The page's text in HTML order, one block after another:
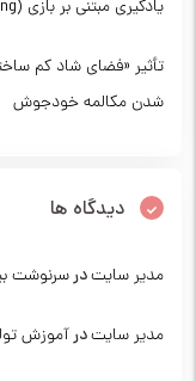
یادگیری مبتنی بر بازی (Game-Based Learning)
شدن مکالمه خودجوش
دیدگاه ها
مدیر سایتدرسرنوشت
مدیر سایتدرآموزش